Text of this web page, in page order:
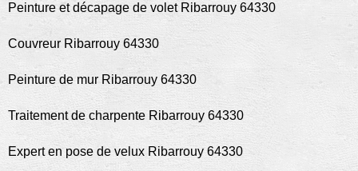
Peinture et décapage de volet Ribarrouy 64330
Couvreur Ribarrouy 64330
Peinture de mur Ribarrouy 64330
Traitement de charpente Ribarrouy 64330
Expert en pose de velux Ribarrouy 64330